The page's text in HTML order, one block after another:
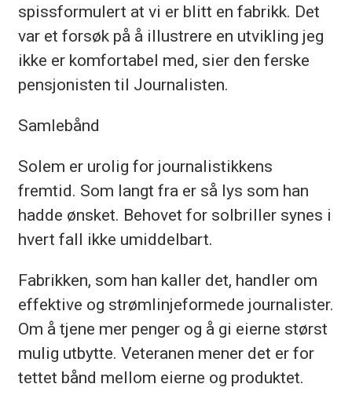
spissformulert at vi er blitt en fabrikk. Det
var et forsøk på å illustrere en utvikling jeg
ikke er komfortabel med, sier den ferske
pensjonisten til Journalisten.
Samlebånd
Solem er urolig for journalistikkens
fremtid. Som langt fra er så lys som han
hadde ønsket. Behovet for solbriller synes i
hvert fall ikke umiddelbart.
Fabrikken, som han kaller det, handler om
effektive og strømlinjeformede journalister.
Om å tjene mer penger og å gi eierne størst
mulig utbytte. Veteranen mener det er for
tettet bånd mellom eierne og produktet.